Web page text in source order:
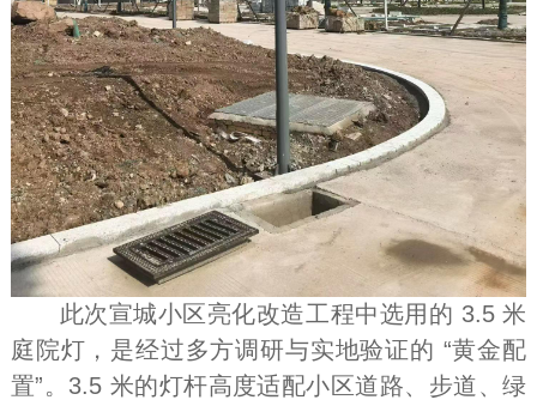
此次宣城小区亮化改造工程中选用的 3.5 米
庭院灯，是经过多方调研与实地验证的 “黄金配
置”。3.5 米的灯杆高度适配小区道路、步道、绿